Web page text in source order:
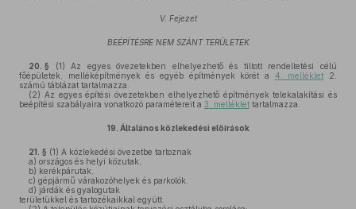
V. Fejezet
BEÉPÍTÉSRE NEM SZÁNT TERÜLETEK
20. § (1) Az egyes övezetekben elhelyezhető és tiltott rendeltetési célú
főépületek, melléképítmények és egyéb építmények körét a 4. melléklet 2.
számú táblázat tartalmazza.
(2) Az egyes építési övezetekben elhelyezhető építmények telekalakítási és
beépítési szabályaira vonatkozó paramétereit a 3. melléklet tartalmazza.
19. Általános közlekedési előírások
21. § (1) A közlekedési övezetbe tartoznak
a) országos és helyi közutak,
b) kerékpárutak,
c) gépjármű várakozóhelyek és parkolók,
d) járdák és gyalogutak
területükkel és tartozékaikkal együtt.